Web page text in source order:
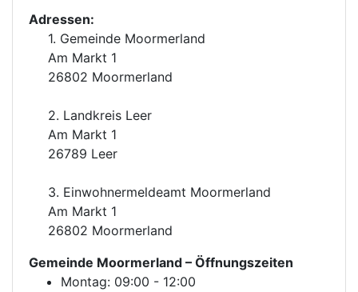
Adressen:
1. Gemeinde Moormerland
Am Markt 1
26802 Moormerland
2. Landkreis Leer
Am Markt 1
26789 Leer
3. Einwohnermeldeamt Moormerland
Am Markt 1
26802 Moormerland
Gemeinde Moormerland – Öffnungszeiten
Montag: 09:00 - 12:00